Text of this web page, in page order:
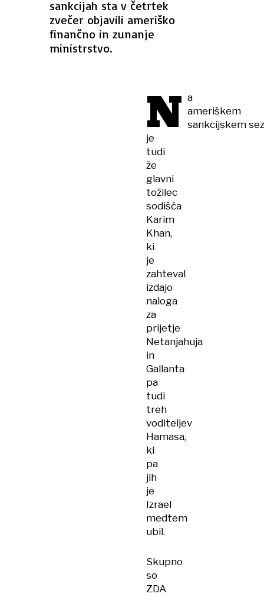
sankcijah sta v četrtek
zvečer objavili ameriško
finančno in zunanje
ministrstvo.
N a
ameriškem
sankcijskem
je
tudi
že
glavni
tožilec
sodišča
Karim
Khan,
ki
je
zahteval
izdajo
naloga
za
prijetje
Netanjahuja
in
Gallanta
pa
tudi
treh
voditeljev
Hamasa,
ki
pa
jih
je
Izrael
medtem
ubil.
Skupno
so
ZDA